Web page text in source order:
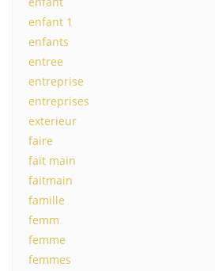
enfant 1
enfants
entree
entreprise
entreprises
exterieur
faire
fait main
faitmain
famille
femm
femme
femmes